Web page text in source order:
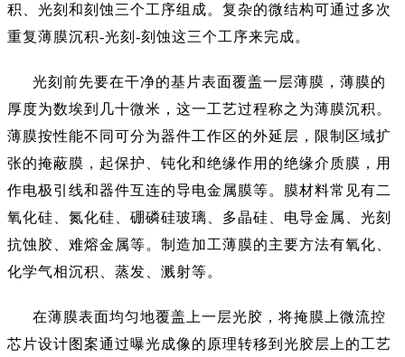
积、光刻和刻蚀三个工序组成。复杂的微结构可通过多次
重复薄膜沉积-光刻-刻蚀这三个工序来完成。
光刻前先要在干净的基片表面覆盖一层薄膜，薄膜的
厚度为数埃到几十微米，这一工艺过程称之为薄膜沉积。
薄膜按性能不同可分为器件工作区的外延层，限制区域扩
张的掩蔽膜，起保护、钝化和绝缘作用的绝缘介质膜，用
作电极引线和器件互连的导电金属膜等。膜材料常见有二
氧化硅、氮化硅、硼磷硅玻璃、多晶硅、电导金属、光刻
抗蚀胶、难熔金属等。制造加工薄膜的主要方法有氧化、
化学气相沉积、蒸发、溅射等。
在薄膜表面均匀地覆盖上一层光胶，将掩膜上微流控
芯片设计图案通过曝光成像的原理转移到光胶层上的工艺